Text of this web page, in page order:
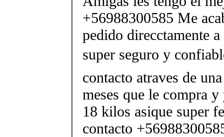
+56988300585 Me
pedido direcctamente
super seguro y
contacto atraves de
meses que le compra
18 kilos asique super
contacto